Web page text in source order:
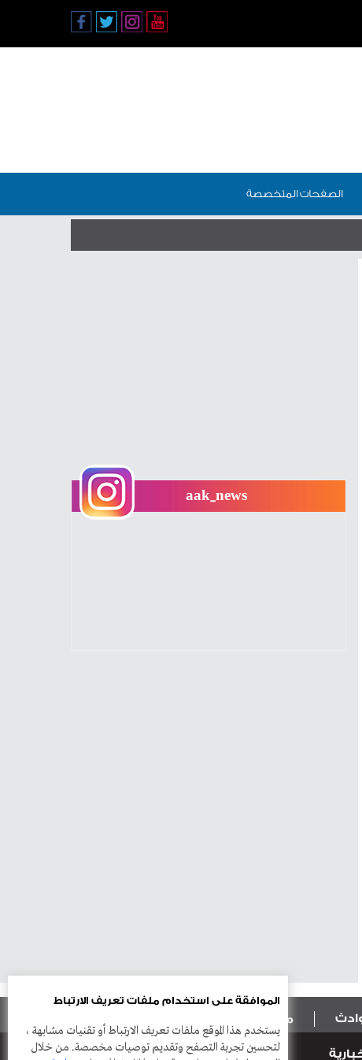
الصفحات المتخصصة
aak_news
منوعات
الموافقة على استخدام ملفات تعريف الارتباط
يستخدم هذا الموقع ملفات تعريف الارتباط أو تقنيات مشابهة ،
لتحسين تجربة التصفح وتقديم توصيات مخصصة. من خلال